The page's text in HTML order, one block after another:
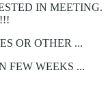
IN MEETING.
OR OTHER ...
FEW WEEKS ...